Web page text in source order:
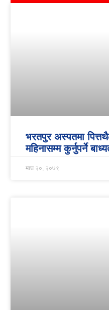
भरतपुर अस्पतमा
महिनासम्म कुर्नुपर्ने
माघ २०, २०७९